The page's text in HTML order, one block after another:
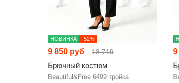
НОВИНКА -52%
9 850 руб 18 719
Брючный костюм
Beautiful&Free 6499 тройка
9